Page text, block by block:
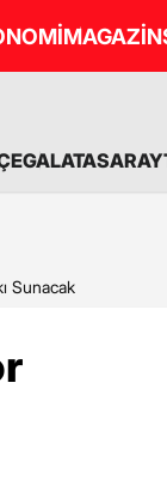
MAGAZİN
GALATASARAY
Sunacak